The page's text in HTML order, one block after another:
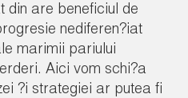
din are beneficiul de
nediferen?iat
marimii pariului
Aici vom schi?a
?i strategiei ar putea fi